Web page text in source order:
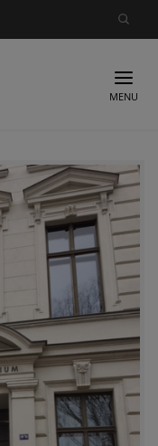
MENU